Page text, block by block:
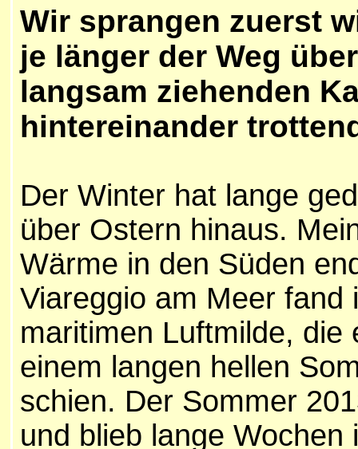
Wir sprangen zuerst
je länger der Weg
langsam ziehenden
hintereinander
Der Winter hat lange
über Ostern hinaus.
Wärme in den Süden
Viareggio am Meer fand
maritimen Luftmilde, die
einem langen hellen
schien. Der Sommer
und blieb lange